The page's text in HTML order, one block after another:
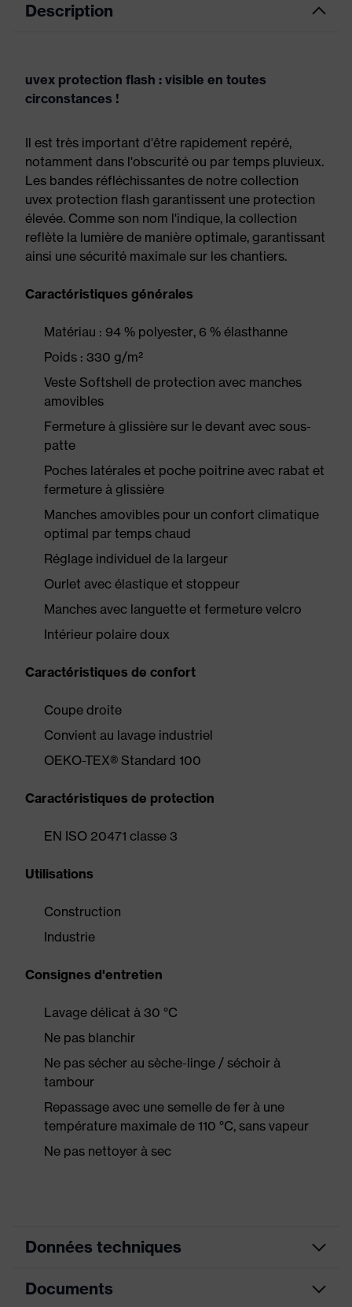
Description
uvex protection flash : visible en toutes
circonstances !
Il est très important d'être rapidement repéré,
notamment dans l'obscurité ou par temps pluvieux.
Les bandes réfléchissantes de notre collection
uvex protection flash garantissent une protection
élevée. Comme son nom l'indique, la collection
reflète la lumière de manière optimale, garantissant
ainsi une sécurité maximale sur les chantiers.
Caractéristiques générales
Matériau : 94 % polyester, 6 % élasthanne
Poids : 330 g/m²
Veste Softshell de protection avec manches
amovibles
Fermeture à glissière sur le devant avec sous-
patte
Poches latérales et poche poitrine avec rabat et
fermeture à glissière
Manches amovibles pour un confort climatique
optimal par temps chaud
Réglage individuel de la largeur
Ourlet avec élastique et stoppeur
Manches avec languette et fermeture velcro
Intérieur polaire doux
Caractéristiques de confort
Coupe droite
Convient au lavage industriel
OEKO-TEX® Standard 100
Caractéristiques de protection
EN ISO 20471 classe 3
Utilisations
Construction
Industrie
Consignes d'entretien
Lavage délicat à 30 °C
Ne pas blanchir
Ne pas sécher au sèche-linge / séchoir à
tambour
Repassage avec une semelle de fer à une
température maximale de 110 °C, sans vapeur
Ne pas nettoyer à sec
Données techniques
Couleur
Documents